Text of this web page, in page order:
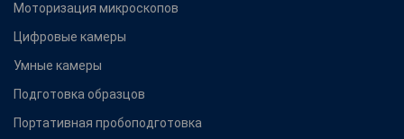
Моторизация микроскопов
Цифровые камеры
Умные камеры
Подготовка образцов
Портативная пробоподготовка